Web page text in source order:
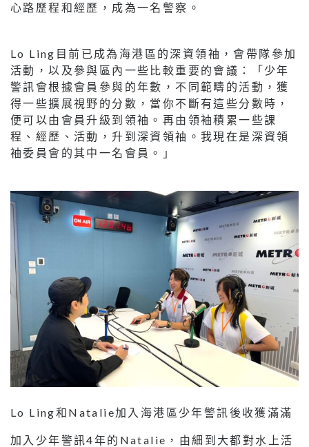
心路歷程和經歷，成為一名警察。
Lo Ling目前已成為海港區的深資領袖，會帶隊參加
活動，以及參與區內一些比較重要的會議：「少年
警訊會根據會員參與的年數，不同範疇的活動，獲
得一些擴展視野的分數，當你不斷有這些分數時，
便可以由會員升級到領袖。再由領袖積累一些課
程、經歷、活動，升到深資領袖。我現在是深資領
袖委員會的其中一名會員。」
Lo Ling和Natalie加入海港區少年警訊後收獲滿滿
加入少年警訊4年的Natalie，由細到大都對水上活